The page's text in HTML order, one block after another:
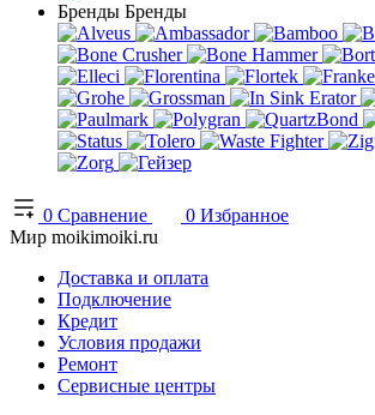
Бренды Бренды
0 Сравнение 0 Избранное
Мир moikimoiki.ru
Доставка и оплата
Подключение
Кредит
Условия продажи
Ремонт
Сервисные центры